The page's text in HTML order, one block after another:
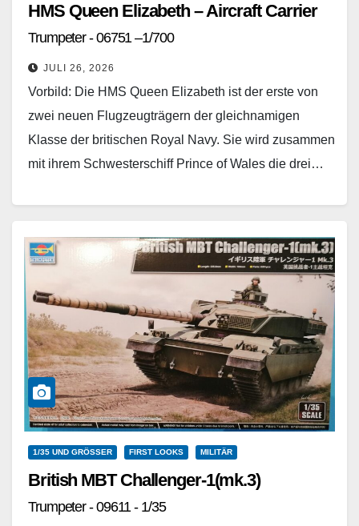
HMS Queen Elizabeth – Aircraft Carrier
Trumpeter - 06751 –1/700
JULI 26, 2026
Vorbild: Die HMS Queen Elizabeth ist der erste von
zwei neuen Flugzeugträgern der gleichnamigen
Klasse der britischen Royal Navy. Sie wird zusammen
mit ihrem Schwesterschiff Prince of Wales die drei…
1/35 UND GRÖSSER FIRST LOOKS MILITÄR
British MBT Challenger-1(mk.3)
Trumpeter - 09611 - 1/35